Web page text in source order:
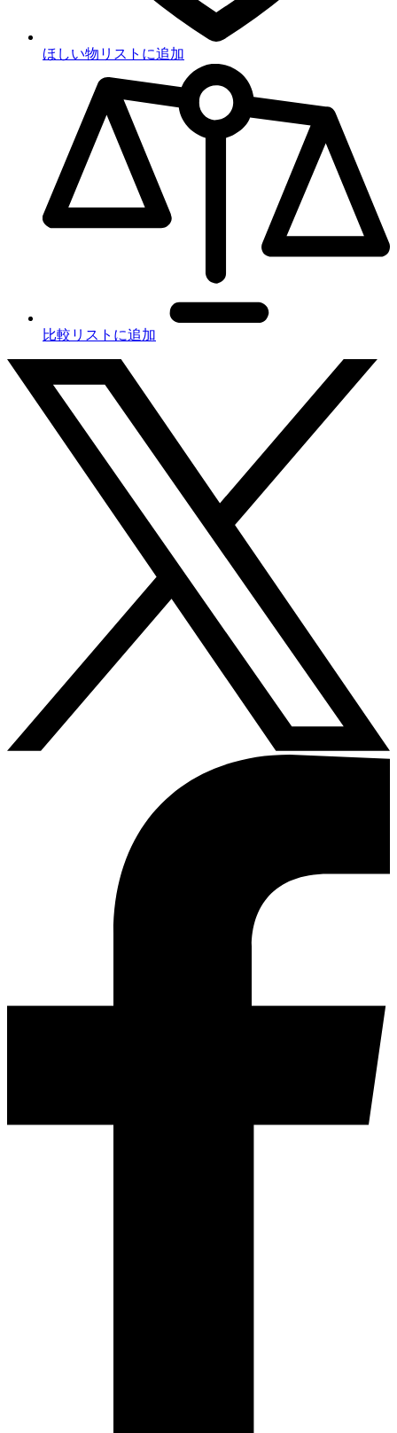
ほしい物リストに追加
比較リストに追加